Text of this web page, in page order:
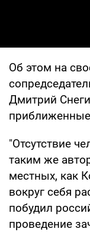
Об этом на
Дмитрий
"Отсутствие
таким же
местных, как
вокруг себя
побудил
проведение